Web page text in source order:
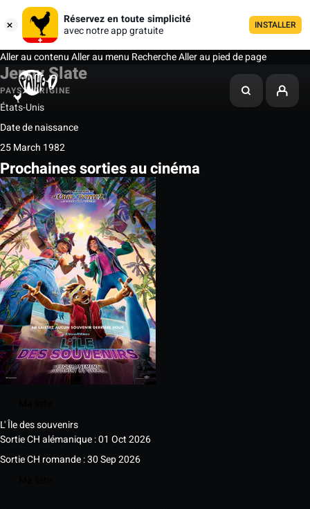
Réservez en toute simplicité
avec notre app gratuite
INSTALLER
Aller au contenuAller au menu RechercheAller au pied de page
Jenny Slate
PAYS D'ORIGINE
États-Unis
Date de naissance
25 March 1982
Prochaines sorties au cinéma
L' Île des souvenirs
Sortie CH alémanique : 01 Oct 2026
Sortie CH romande : 30 Sep 2026